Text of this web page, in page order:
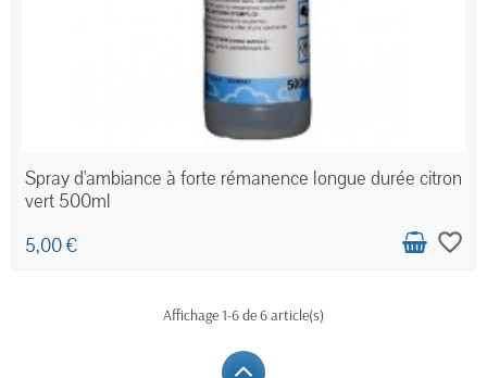
Spray d'ambiance à forte rémanence longue durée citron
vert 500ml
5,00 €
favorite_border
Affichage 1-6 de 6 article(s)